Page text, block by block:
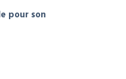
pour son